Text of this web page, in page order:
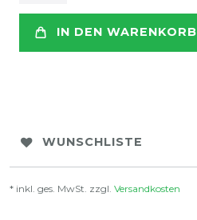
IN DEN WARENKORB
WUNSCHLISTE
* inkl. ges. MwSt. zzgl. Versandkosten